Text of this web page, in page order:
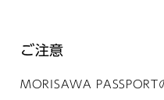
ご注意
MORISAWA PASSPORT